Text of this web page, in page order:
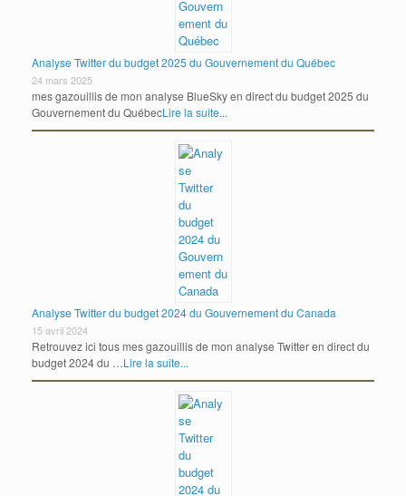
Analyse Twitter du budget 2025 du Gouvernement du Québec
24 mars 2025
mes gazouillis de mon analyse BlueSky en direct du budget 2025 du
Gouvernement du QuébecLire la suite...
Analyse Twitter du budget 2024 du Gouvernement du Canada
15 avril 2024
Retrouvez ici tous mes gazouillis de mon analyse Twitter en direct du
budget 2024 du …Lire la suite...